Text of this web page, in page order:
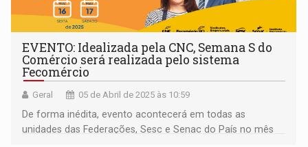
EVENTO: Idealizada pela CNC, Semana S do
Comércio será realizada pelo sistema
Fecomércio
Geral 05 de Abril de 2025 às 10:59
De forma inédita, evento acontecerá em todas as
unidades das Federações, Sesc e Senac do País no mês